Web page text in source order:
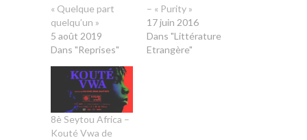
« Quelque part
quelqu’un »
5 août 2019
Dans "Reprises"
– « Purity »
17 juin 2016
Dans "Littérature
Etrangère"
8è Seytou Africa –
Kouté Vwa de